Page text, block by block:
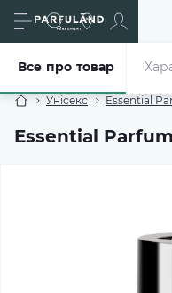
Унісекс Essential
Essential
Все про товар